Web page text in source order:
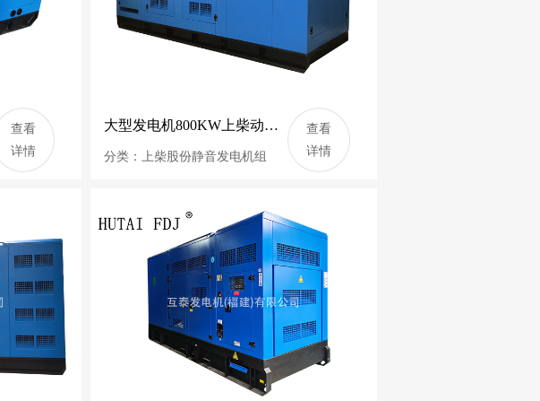
查看
详情
大型发电机800KW上柴动力柴油发电机组 1000KVA静音发电机 SC33W1150D2
分类：上柴股份静音发电机组
查看
详情